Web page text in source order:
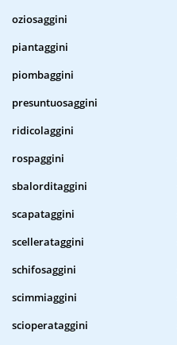
oziosaggini
piantaggini
piombaggini
presuntuosaggini
ridicolaggini
rospaggini
sbalorditaggini
scapataggini
scellerataggini
schifosaggini
scimmiaggini
scioperataggini